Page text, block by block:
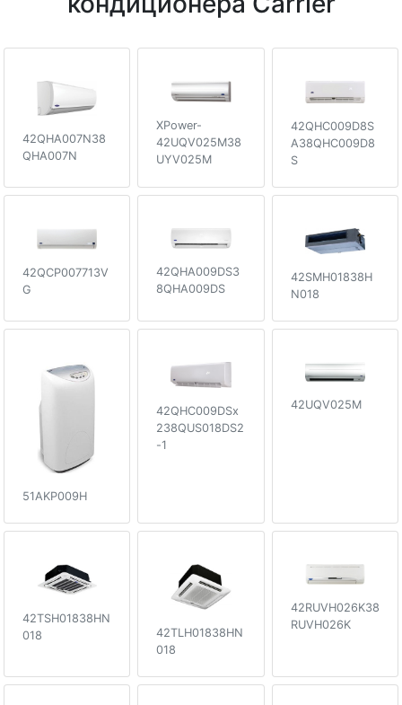
42QHA007N38
QHA007N
XPower-
42UQV025M38
UYV025M
42QHC009D8S
A38QHC009D8
S
42QCP007713V
G
42QHA009DS3
8QHA009DS
42SMH01838H
N018
51AKP009H
42QHC009DSx
238QUS018DS2
-1
42UQV025M
42TSH01838HN
018
42TLH01838HN
018
42RUVH026K38
RUVH026K